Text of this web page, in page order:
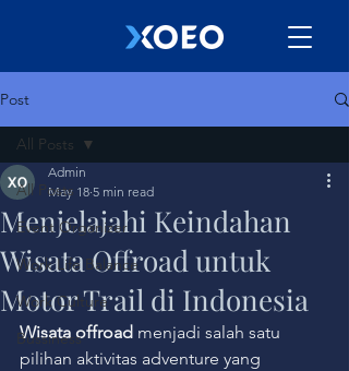
Post
All Posts
Event Organizer
Work Life Balance
Work Culture
Bussiness
All Posts
Menjelajahi Keindahan
Wisata Offroad untuk
Motor Trail di Indonesia
Admin
May 18 5 min read
Wisata offroad menjadi salah satu
pilihan aktivitas adventure yang